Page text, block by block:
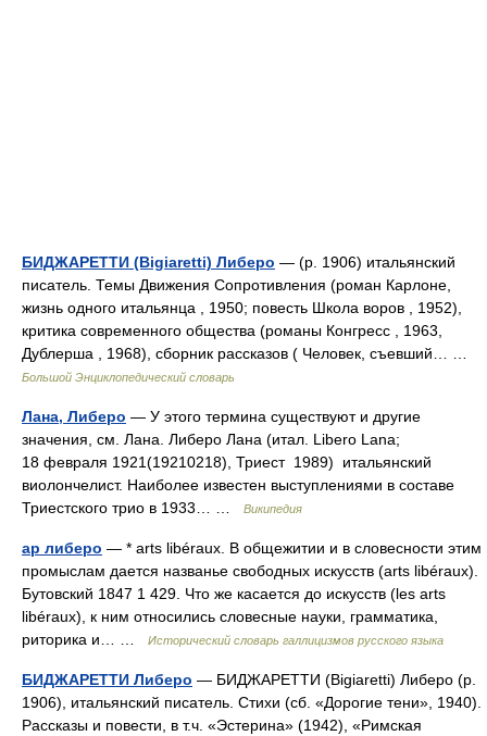
БИДЖАРЕТТИ (Bigiaretti) Либеро — (р. 1906) итальянский
писатель. Темы Движения Сопротивления (роман Карлоне,
жизнь одного итальянца , 1950; повесть Школа воров , 1952),
критика современного общества (романы Конгресс , 1963,
Дублерша , 1968), сборник рассказов ( Человек, съевший… …
Большой Энциклопедический словарь
Лана, Либеро — У этого термина существуют и другие
значения, см. Лана. Либеро Лана (итал. Libero Lana;
18 февраля 1921(19210218), Триест 1989) итальянский
виолончелист. Наиболее известен выступлениями в составе
Триестского трио в 1933… …
Википедия
ар либеро — * arts libéraux. В общежитии и в словесности этим
промыслам дается названье свободных искусств (arts libéraux).
Бутовский 1847 1 429. Что же касается до искусств (les arts
libéraux), к ним относились словесные науки, грамматика,
риторика и… …
Исторический словарь галлицизмов русского языка
БИДЖАРЕТТИ Либеро — БИДЖАРЕТТИ (Bigiaretti) Либеро (р.
1906), итальянский писатель. Стихи (сб. «Дорогие тени», 1940).
Рассказы и повести, в т.ч. «Эстерина» (1942), «Римская